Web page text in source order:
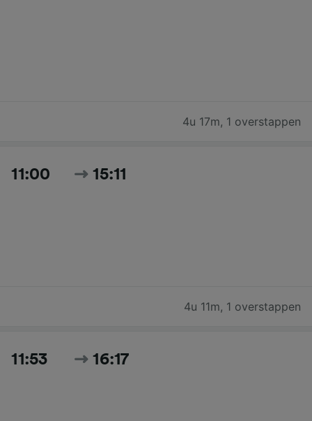
4u 17m, 1 overstappen
11:00 15:11
4u 11m, 1 overstappen
11:53 16:17